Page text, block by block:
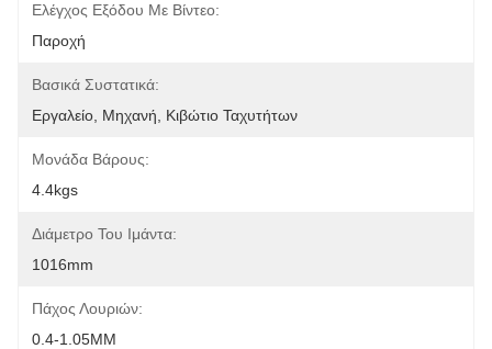
Ελέγχος Εξόδου Με Βίντεο:
Παροχή
Βασικά Συστατικά:
Εργαλείο, Μηχανή, Κιβώτιο Ταχυτήτων
Μονάδα Βάρους:
4.4kgs
Διάμετρο Του Ιμάντα:
1016mm
Πάχος Λουριών:
0.4-1.05MM